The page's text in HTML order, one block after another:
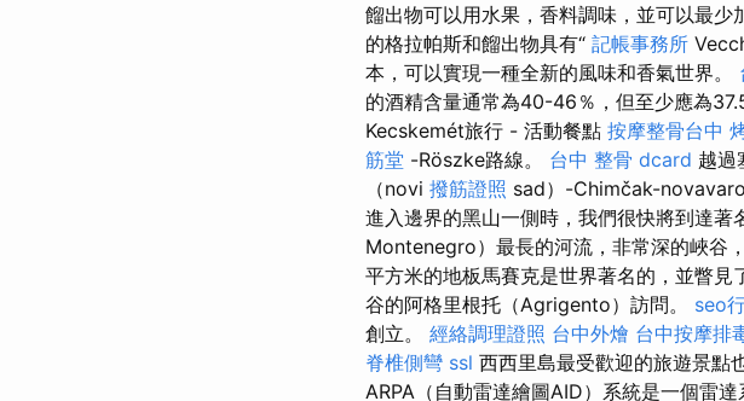
餾出物可以用水果，香料調味，並可以最少
的格拉帕斯和餾出物具有“ 記帳事務所
本，可以實現一種全新的風味和香氣世界。
的酒精含量通常為40-46％，但至少應為
Kecskemét旅行 - 活動餐點 按摩整骨台中
筋堂 -Röszke路線。 台中 整骨 dcard 越過
（novi 撥筋證照 sad）-Chimčak-
進入邊界的黑山一側時，我們很快將到達著
Montenegro）最長的河流，非常深的峽谷
平方米的地板馬賽克是世界著名的，並瞥見
谷的阿格里根托（Agrigento）訪問。 seo
創立。 經絡調理證照 台中外燴 台中按摩排
脊椎側彎 ssl 西西里島最受歡迎的旅遊景點
ARPA（自動雷達繪圖AID）系統是一個雷